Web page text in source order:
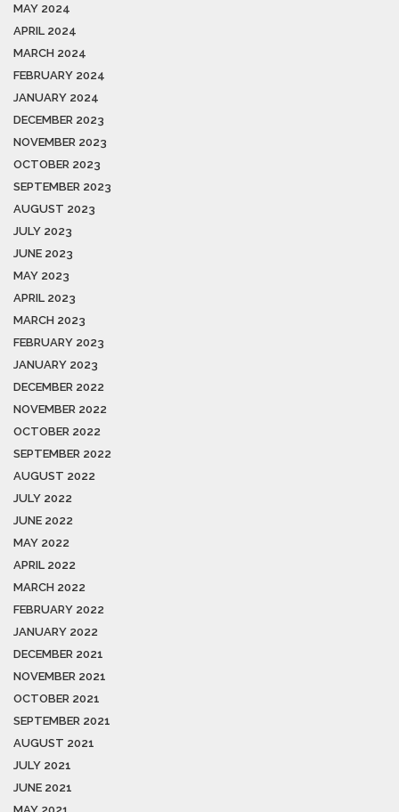
MAY 2024
APRIL 2024
MARCH 2024
FEBRUARY 2024
JANUARY 2024
DECEMBER 2023
NOVEMBER 2023
OCTOBER 2023
SEPTEMBER 2023
AUGUST 2023
JULY 2023
JUNE 2023
MAY 2023
APRIL 2023
MARCH 2023
FEBRUARY 2023
JANUARY 2023
DECEMBER 2022
NOVEMBER 2022
OCTOBER 2022
SEPTEMBER 2022
AUGUST 2022
JULY 2022
JUNE 2022
MAY 2022
APRIL 2022
MARCH 2022
FEBRUARY 2022
JANUARY 2022
DECEMBER 2021
NOVEMBER 2021
OCTOBER 2021
SEPTEMBER 2021
AUGUST 2021
JULY 2021
JUNE 2021